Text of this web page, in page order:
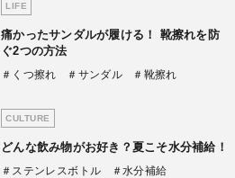
LIFE
痛かったサンダルが履ける！ 靴擦れを防
ぐ2つの方法
＃くつ擦れ ＃サンダル ＃靴擦れ
CULTURE
どんな飲み物がお好き？夏こそ水分補給！
＃ステンレスボトル ＃水分補給